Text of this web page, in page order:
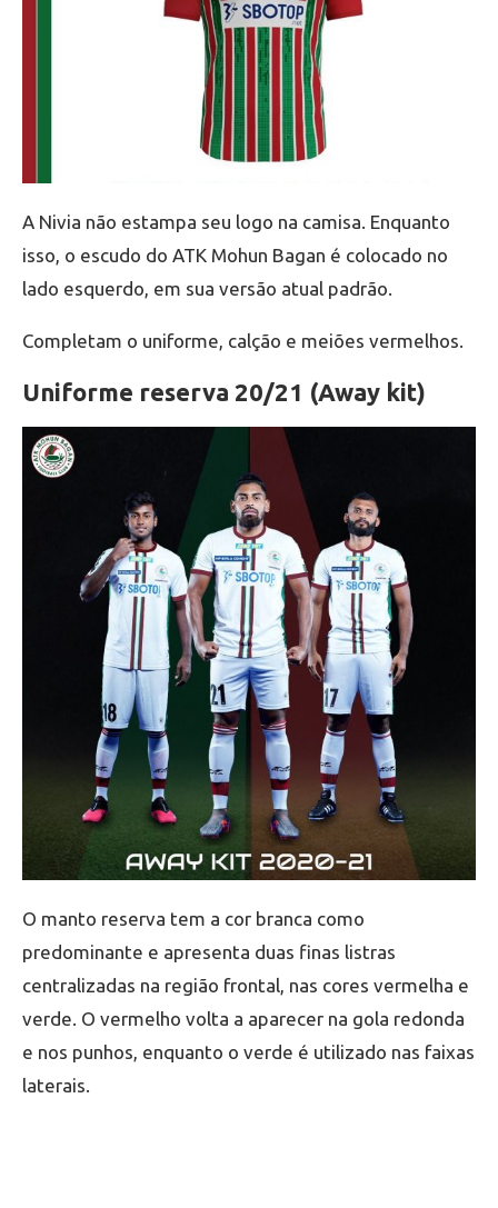
A Nivia não estampa seu logo na camisa. Enquanto
isso, o escudo do ATK Mohun Bagan é colocado no
lado esquerdo, em sua versão atual padrão.
Completam o uniforme, calção e meiões vermelhos.
Uniforme reserva 20/21 (Away kit)
O manto reserva tem a cor branca como
predominante e apresenta duas finas listras
centralizadas na região frontal, nas cores vermelha e
verde. O vermelho volta a aparecer na gola redonda
e nos punhos, enquanto o verde é utilizado nas faixas
laterais.